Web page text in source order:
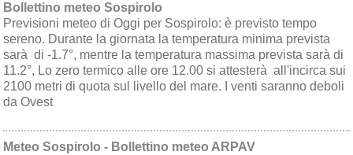
Bollettino meteo Sospirolo
Previsioni meteo di Oggi per Sospirolo: è previsto tempo
sereno. Durante la giornata la temperatura minima prevista
sarà di -1.7°, mentre la temperatura massima prevista sarà di
11.2°, Lo zero termico alle ore 12.00 si attesterà all'incirca sui
2100 metri di quota sul livello del mare. I venti saranno deboli
da Ovest
Meteo Sospirolo - Bollettino meteo ARPAV